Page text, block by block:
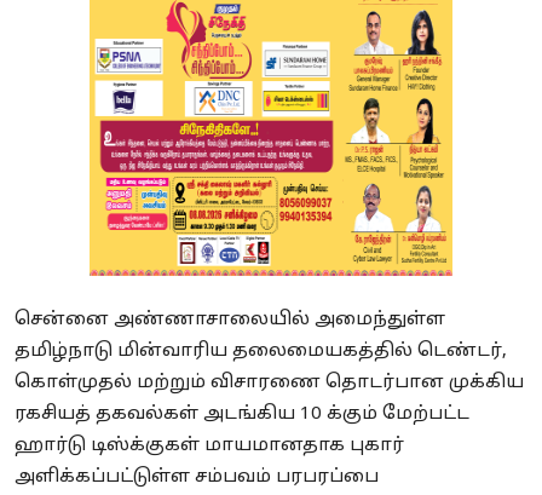
சென்னை அண்ணாசாலையில் அமைந்துள்ள
தமிழ்நாடு மின்வாரிய தலைமையகத்தில் டெண்டர்,
கொள்முதல் மற்றும் விசாரணை தொடர்பான முக்கிய
ரகசியத் தகவல்கள் அடங்கிய 10 க்கும் மேற்பட்ட
ஹார்டு டிஸ்க்குகள் மாயமானதாக புகார்
அளிக்கப்பட்டுள்ள சம்பவம் பரபரப்பை